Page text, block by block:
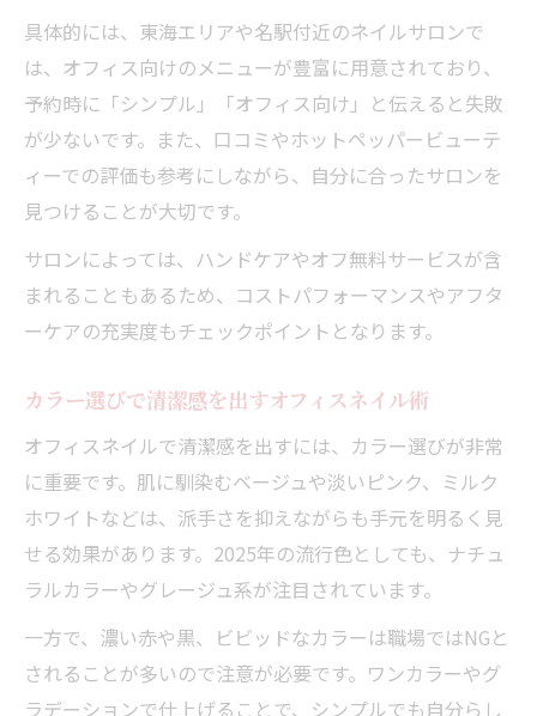
具体的には、東海エリアや名駅付近のネイルサロンで
は、オフィス向けのメニューが豊富に用意されており、
予約時に「シンプル」「オフィス向け」と伝えると失敗
が少ないです。また、口コミやホットペッパービューテ
ィーでの評価も参考にしながら、自分に合ったサロンを
見つけることが大切です。
サロンによっては、ハンドケアやオフ無料サービスが含
まれることもあるため、コストパフォーマンスやアフタ
ーケアの充実度もチェックポイントとなります。
カラー選びで清潔感を出すオフィスネイル術
オフィスネイルで清潔感を出すには、カラー選びが非常
に重要です。肌に馴染むベージュや淡いピンク、ミルク
ホワイトなどは、派手さを抑えながらも手元を明るく見
せる効果があります。2025年の流行色としても、ナチュ
ラルカラーやグレージュ系が注目されています。
一方で、濃い赤や黒、ビビッドなカラーは職場ではNGと
されることが多いので注意が必要です。ワンカラーやグ
ラデーションで仕上げることで、シンプルでも自分らし